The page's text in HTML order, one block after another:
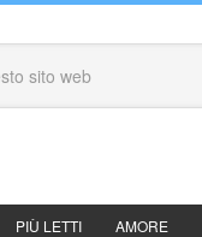
PIÙ LETTI AMORE